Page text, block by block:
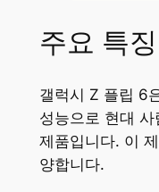
주요 특
갤럭시 Z 플립 6
성능으로 현대
제품입니다. 이
양합니다.